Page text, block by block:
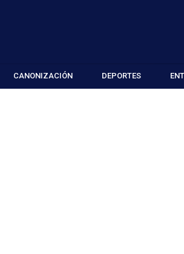
CANONIZACIÓN DEPORTES